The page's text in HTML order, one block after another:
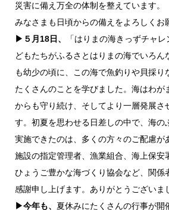
災害に備え万全の体制を整えています。
みなさまも日頃からの備えをよろしくお
▶５月18日、
「はりまの海きっずチャ
どもたちがふるさとはりまの海でいろん
も幼少の頃に、この海で魚釣りや貝採り
たくさんのことを学びました。海はわが
からも守り続け、そしてより一層発展さ
す。初夏を思わせる日差しの中で、海の
実施できたのは、多くの方々のご配慮が
施設の指定管理者、漁業組合、海上保安
ひょうご豊かな海づくり協会など、関係
感謝申し上げます。ありがとうございま
▶今年も、 夏休みにたくさんの行事が開